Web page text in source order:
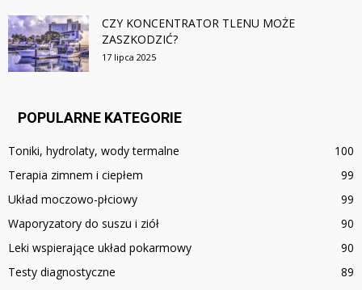
CZY KONCENTRATOR TLENU MOŻE
ZASZKODZIĆ?
17 lipca 2025
POPULARNE KATEGORIE
Toniki, hydrolaty, wody termalne
100
Terapia zimnem i ciepłem
99
Układ moczowo-płciowy
99
Waporyzatory do suszu i ziół
90
Leki wspierające układ pokarmowy
90
Testy diagnostyczne
89